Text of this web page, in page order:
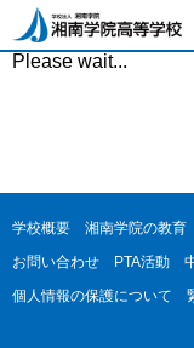
Please wait...
学校概要 湘南学院の教育
お問い合わせ
PTA活動
個人情報の保護について